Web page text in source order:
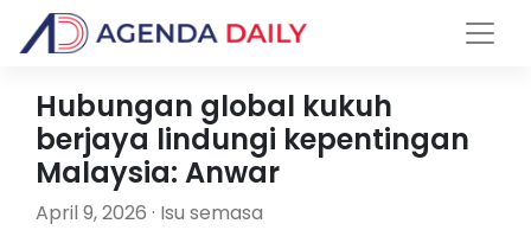
Hubungan global kukuh
berjaya lindungi kepentingan
Malaysia: Anwar
April 9, 2026 · Isu semasa